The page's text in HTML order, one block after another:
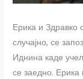
Ерика и Здравко
случајно, се
Иднина каде
се заедно.